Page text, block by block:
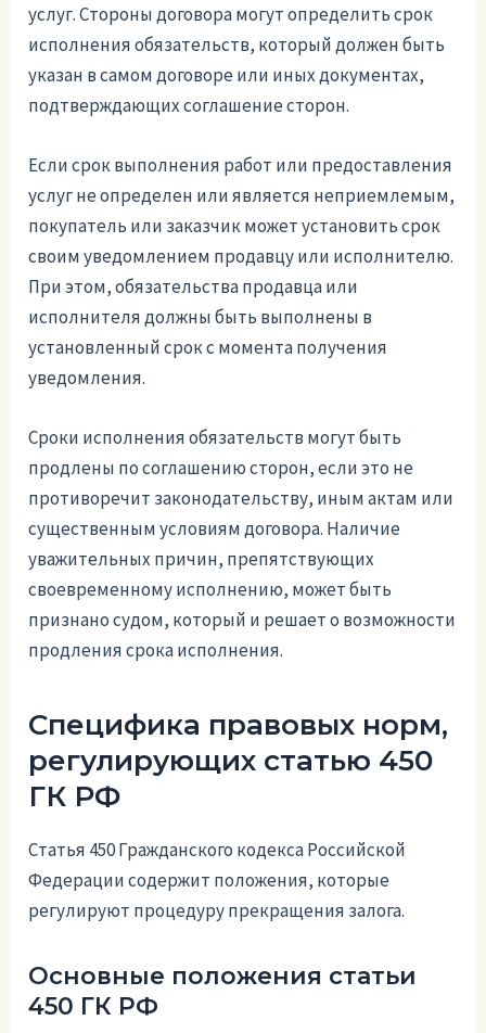
услуг. Стороны договора могут определить срок
исполнения обязательств, который должен быть
указан в самом договоре или иных документах,
подтверждающих соглашение сторон.
Если срок выполнения работ или предоставления
услуг не определен или является неприемлемым,
покупатель или заказчик может установить срок
своим уведомлением продавцу или исполнителю.
При этом, обязательства продавца или
исполнителя должны быть выполнены в
установленный срок с момента получения
уведомления.
Сроки исполнения обязательств могут быть
продлены по соглашению сторон, если это не
противоречит законодательству, иным актам или
существенным условиям договора. Наличие
уважительных причин, препятствующих
своевременному исполнению, может быть
признано судом, который и решает о возможности
продления срока исполнения.
Специфика правовых норм,
регулирующих статью 450
ГК РФ
Статья 450 Гражданского кодекса Российской
Федерации содержит положения, которые
регулируют процедуру прекращения залога.
Основные положения статьи
450 ГК РФ